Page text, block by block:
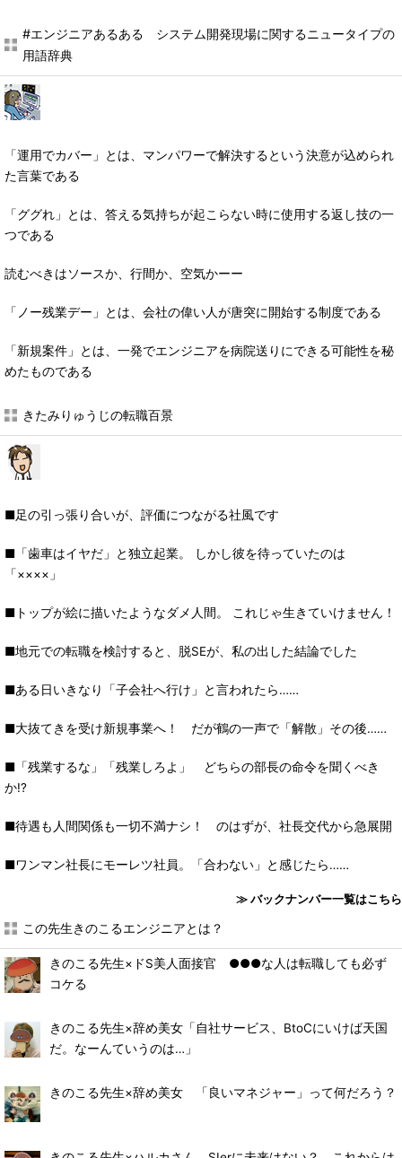
#エンジニアあるある システム開発現場に関するニュータイプの
用語辞典
「運用でカバー」とは、マンパワーで解決するという決意が込められ
た言葉である
「ググれ」とは、答える気持ちが起こらない時に使用する返し技の一
つである
読むべきはソースか、行間か、空気かーー
「ノー残業デー」とは、会社の偉い人が唐突に開始する制度である
「新規案件」とは、一発でエンジニアを病院送りにできる可能性を秘
めたものである
きたみりゅうじの転職百景
■足の引っ張り合いが、評価につながる社風です
■「歯車はイヤだ」と独立起業。 しかし彼を待っていたのは
「××××」
■トップが絵に描いたようなダメ人間。 これじゃ生きていけません！
■地元での転職を検討すると、脱SEが、私の出した結論でした
■ある日いきなり「子会社へ行け」と言われたら……
■大抜てきを受け新規事業へ！ だが鶴の一声で「解散」その後……
■「残業するな」「残業しろよ」 どちらの部長の命令を聞くべき
か!?
■待遇も人間関係も一切不満ナシ！ のはずが、社長交代から急展開
■ワンマン社長にモーレツ社員。「合わない」と感じたら……
≫ バックナンバー一覧はこちら
この先生きのこるエンジニアとは？
きのこる先生×ドS美人面接官 ●●●な人は転職しても必ず
コケる
きのこる先生×辞め美女「自社サービス、BtoCにいけば天国
だ。なーんていうのは…」
きのこる先生×辞め美女 「良いマネジャー」って何だろう？